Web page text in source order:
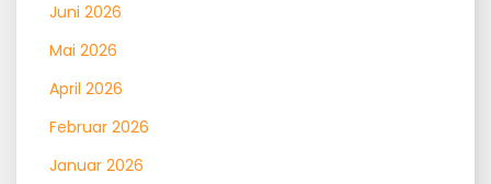
Juni 2026
Mai 2026
April 2026
Februar 2026
Januar 2026